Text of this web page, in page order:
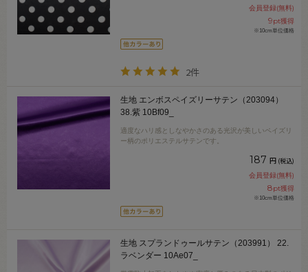
会員登録(無料)
9pt獲得
※10cm単位価格
2件
生地 エンボスペイズリーサテン（203094）
38.紫 10Bf09_
適度なハリ感としなやかさのある光沢が美しいペイズリ
ー柄のポリエステルサテンです。
187 円 (税込)
会員登録(無料)
8pt獲得
※10cm単位価格
生地 スプランドゥールサテン（203991） 22.
ラベンダー 10Ae07_